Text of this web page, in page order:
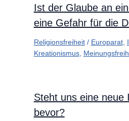
Ist der Glaube an
eine Gefahr für die
Religionsfreiheit/ Europarat,
Kreationismus,
Steht uns eine neue
bevor?